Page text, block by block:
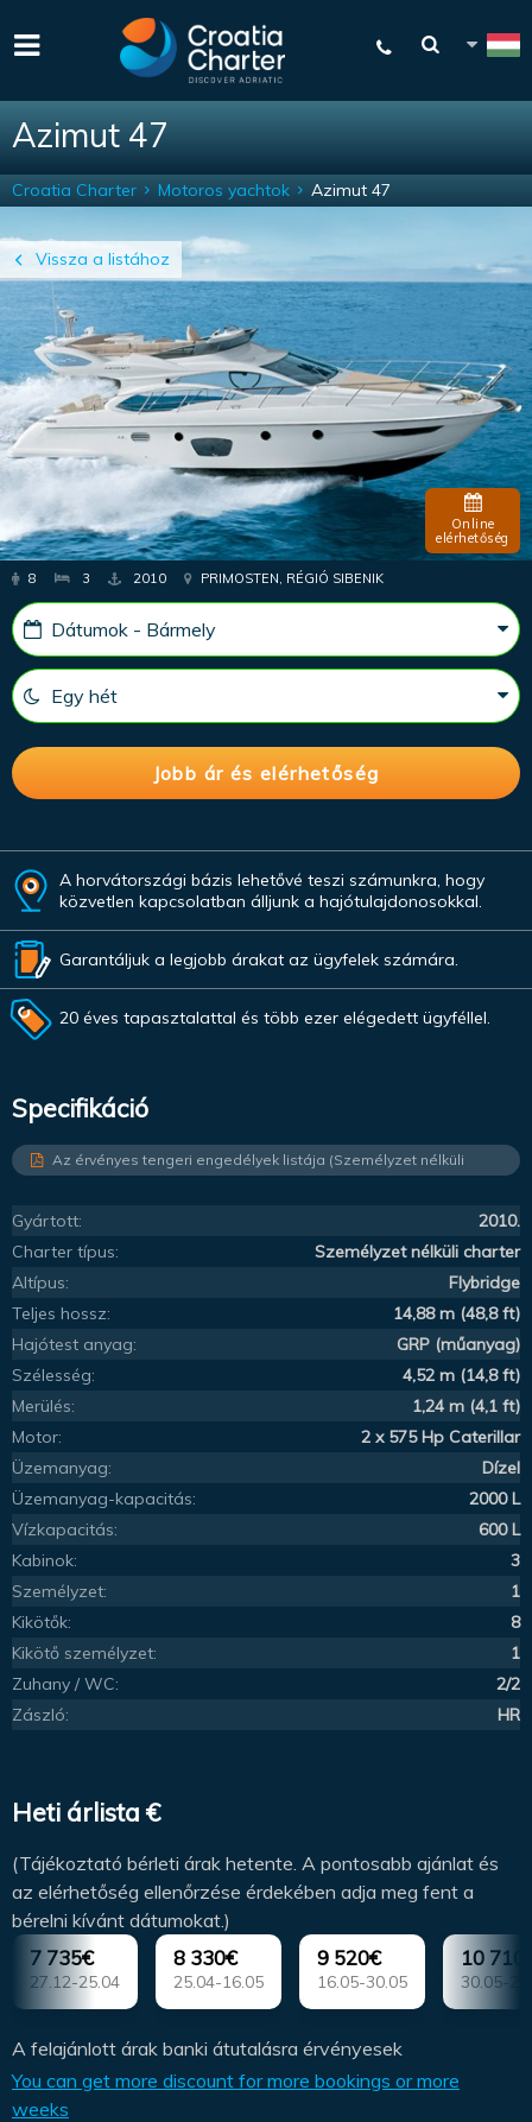
Azimut 47
Vissza a listához
Croatia Charter Motoros yachtok Azimut 47
Online
elérhetőség
8 3 2010 PRIMOSTEN, RÉGIÓ SIBENIK
A horvátországi bázis lehetővé teszi számunkra, hogy
közvetlen kapcsolatban álljunk a hajótulajdonosokkal.
Garantáljuk a legjobb árakat az ügyfelek számára.
20 éves tapasztalattal és több ezer elégedett ügyféllel.
Specifikáció
Az érvényes tengeri engedélyek listája (Személyzet nélküli
Gyártott:
2010.
Charter típus:
Személyzet nélküli charter
Altípus:
Flybridge
Teljes hossz:
14,88 m (48,8 ft)
Hajótest anyag:
GRP (műanyag)
Szélesség:
4,52 m (14,8 ft)
Merülés:
1,24 m (4,1 ft)
Motor:
2 x 575 Hp Caterillar
Üzemanyag:
Dízel
Üzemanyag-kapacitás:
2000 L
Vízkapacitás:
600 L
Kabinok:
3
Személyzet:
1
Kikötők:
8
Kikötő személyzet:
1
Zuhany / WC:
2/2
Zászló:
HR
Heti árlista €
(Tájékoztató bérleti árak hetente. A pontosabb ajánlat és
az elérhetőség ellenőrzése érdekében adja meg fent a
bérelni kívánt dátumokat.)
7 735€
27.12-25.04
8 330€
25.04-16.05
9 520€
16.05-30.05
10
30.05-
A felajánlott árak banki átutalásra érvényesek
You can get more discount for more bookings or more
weeks